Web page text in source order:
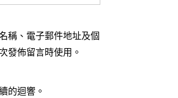
稱、電子郵件地址及個
發佈留言時使用。
的迴響。